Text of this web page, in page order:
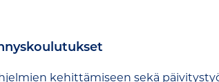
kehittämiseen sekä